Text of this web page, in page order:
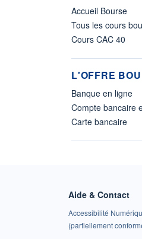
Accueil Bourse
Tous les cours
Cours CAC 40
L'OFFRE
Banque en ligne
Compte bancaire
Carte bancaire
Aide & Contact
Accessibilité
(partiellement